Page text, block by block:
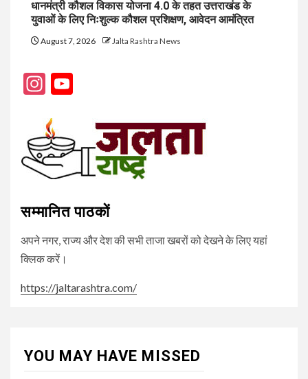
धानमंत्री कौशल विकास योजना 4.0 के तहत उत्तराखंड के
युवाओं के लिए निःशुल्क कौशल प्रशिक्षण, आवेदन आमंत्रित
August 7, 2026 Jalta Rashtra News
Instagram
सम्मानित पाठकों
अपने नगर, राज्य और देश की सभी ताजा खबरों को देखने के लिए यहां
क्लिक करें।
https://jaltarashtra.com/
YOU MAY HAVE MISSED